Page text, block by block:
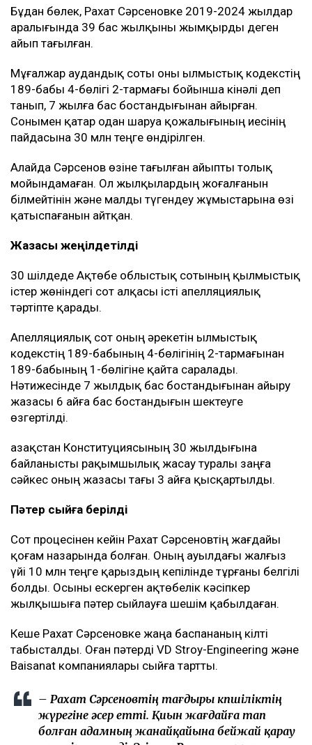
Бұдан бөлек, Рахат Сәрсеновке 2019-2024 жылдар
аралығында 39 бас жылқыны жымқырды деген
айып тағылған.
Мұғалжар аудандық соты оны Қылмыстық кодекстің
189-бабы 4-бөлігі 2-тармағы бойынша кінәлі деп
танып, 7 жылға бас бостандығынан айырған.
Сонымен қатар одан шаруа қожалығының иесінің
пайдасына 30 млн теңге өндірілген.
Алайда Сәрсенов өзіне тағылған айыпты толық
мойындамаған. Ол жылқылардың жоғалғанын
білмейтінін және малды түгендеу жұмыстарына өзі
қатыспағанын айтқан.
Жазасы жеңілдетілді
30 шілдеде Ақтөбе облыстық сотының қылмыстық
істер жөніндегі сот алқасы істі апелляциялық
тәртіпте қарады.
Апелляциялық сот оның әрекетін Қылмыстық
кодекстің 189-бабының 4-бөлігінің 2-тармағынан
189-бабының 1-бөлігіне қайта саралады.
Нәтижесінде 7 жылдық бас бостандығынан айыру
жазасы 6 айға бас бостандығын шектеуге
өзгертілді.
Қазақстан Конституциясының 30 жылдығына
байланысты рақымшылық жасау туралы заңға
сәйкес оның жазасы тағы 3 айға қысқартылды.
Пәтер сыйға берілді
Сот процесінен кейін Рахат Сәрсеновтің жағдайы
қоғам назарында болған. Оның ауылдағы жалғыз
үйі 10 млн теңге қарыздың кепілінде тұрғаны белгілі
болды. Осыны ескерген ақтөбелік кәсіпкер
жылқышыға пәтер сыйлауға шешім қабылдаған.
Кеше Рахат Сәрсеновке жаңа баспананың кілті
табысталды. Оған пәтерді VD Stroy-Engineering және
Baisanat компаниялары сыйға тартты.
– Рахат Сәрсеновтің тағдыры көпшіліктің
жүрегіне әсер етті. Қиын жағдайға тап
болған адамның жанайқайына бейжай қарау